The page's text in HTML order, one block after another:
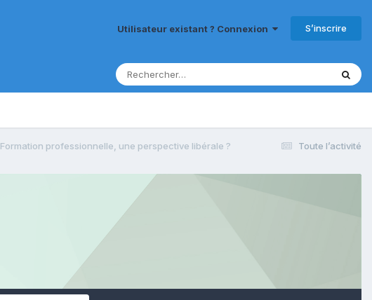
Utilisateur existant ? Connexion S’inscrire
Toute l’activité
Formation professionnelle, une perspective libérale ?